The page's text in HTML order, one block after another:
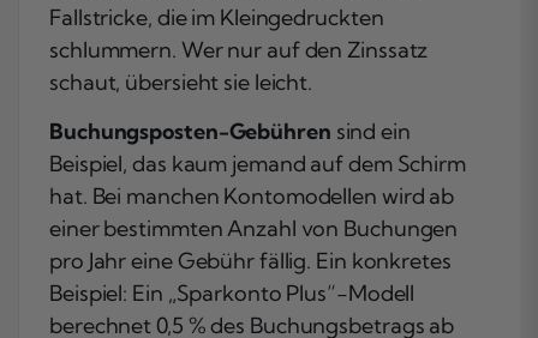
Fallstricke, die im Kleingedruckten
schlummern. Wer nur auf den Zinssatz
schaut, übersieht sie leicht.
Buchungsposten-Gebühren sind ein
Beispiel, das kaum jemand auf dem Schirm
hat. Bei manchen Kontomodellen wird ab
einer bestimmten Anzahl von Buchungen
pro Jahr eine Gebühr fällig. Ein konkretes
Beispiel: Ein „Sparkonto Plus“-Modell
berechnet 0,5 % des Buchungsbetrags ab